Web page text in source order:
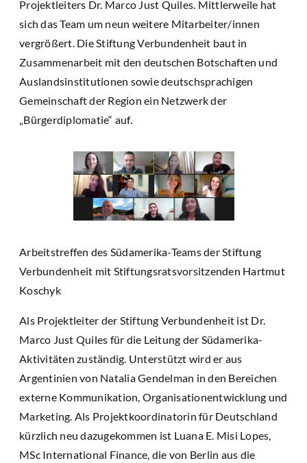
Projektleiters Dr. Marco Just Quiles. Mittlerweile hat
sich das Team um neun weitere Mitarbeiter/innen
vergrößert. Die Stiftung Verbundenheit baut in
Zusammenarbeit mit den deutschen Botschaften und
Auslandsinstitutionen sowie deutschsprachigen
Gemeinschaft der Region ein Netzwerk der
„Bürgerdiplomatie“ auf.
Arbeitstreffen des Südamerika-Teams der Stiftung
Verbundenheit mit Stiftungsratsvorsitzenden Hartmut
Koschyk
Als Projektleiter der Stiftung Verbundenheit ist Dr.
Marco Just Quiles für die Leitung der Südamerika-
Aktivitäten zuständig. Unterstützt wird er aus
Argentinien von Natalia Gendelman in den Bereichen
externe Kommunikation, Organisationentwicklung und
Marketing. Als Projektkoordinatorin für Deutschland
kürzlich neu dazugekommen ist Luana E. Misi Lopes,
MSc International Finance, die von Berlin aus die